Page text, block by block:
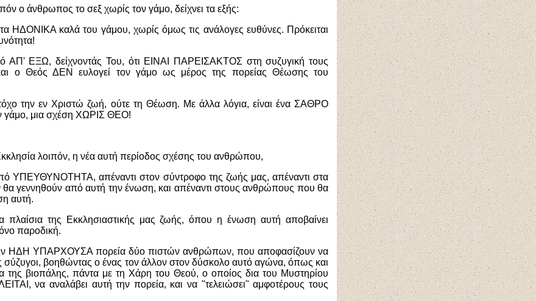
ο άνθρωπος το σεξ χωρίς τον γάμο, δείχνει τα εξής:
ΗΔΟΝΙΚΑ καλά του γάμου, χωρίς όμως τις ανάλογες ευθύνες. Πρόκειται
ΑΠ' ΕΞΩ, δείχνοντάς Του, ότι ΕΙΝΑΙ ΠΑΡΕΙΣΑΚΤΟΣ στη συζυγική τους
ο Θεός ΔΕΝ ευλογεί τον γάμο ως μέρος της πορείας Θέωσης του
την εν Χριστώ ζωή, ούτε τη Θέωση. Με άλλα λόγια, είναι ένα ΣΑΘΡΟ
γάμο, μια σχέση ΧΩΡΙΣ ΘΕΟ!
λοιπόν, η νέα αυτή περίοδος σχέσης του ανθρώπου,
ΥΠΕΥΘΥΝΟΤΗΤΑ, απέναντι στον σύντροφο της ζωής μας, απέναντι στα
θα γεννηθούν από αυτή την ένωση, και απέναντι στους ανθρώπους που θα
αυτή.
πλαίσια της Εκκλησιαστικής μας ζωής, όπου η ένωση αυτή αποβαίνει
παροδική.
ΗΔΗ ΥΠΑΡΧΟΥΣΑ πορεία δύο πιστών ανθρώπων, που αποφασίζουν να
σύζυγοι, βοηθώντας ο ένας τον άλλον στον δύσκολο αυτό αγώνα, όπως και
της βιοπάλης, πάντα με τη Χάρη του Θεού, ο οποίος δια του Μυστηρίου
να αναλάβει αυτή την πορεία, και να "τελειώσει" αμφοτέρους τους